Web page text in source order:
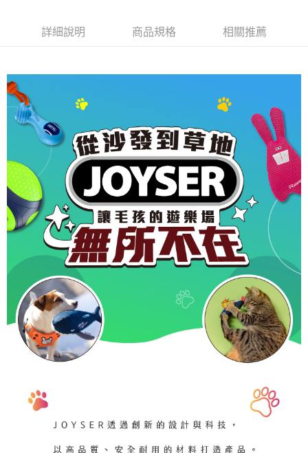
２．關於個人資料處理事宜，請瀏覽以下網址：
https://aftee.tw/terms/#terms3
３．未成年的使用者請事先徵得法定代理人或監護人之同意方可使用
「AFTEE先享後付」，若未經同意申辦者引起之損失，本公司不負相關責
４．使用「AFTEE先享後付」時，將依據個別帳號之用戶狀況，依本公司即
時審查核予不同之上限額度；若仍有額度不足之情形，本公司將視審查結果
請求用戶進行身份認證。
５．嚴禁一人註冊多個帳號或使用他人資訊註冊。若發現惡意使用之情形，
恩沛科技股份有限公司將有權停止該用戶之使用額度並採取法律行動。
一般宅配
大型貨運
每筆NT$300
宅配-離島
每筆NT$180
詳細說明 商品規格 相關推薦